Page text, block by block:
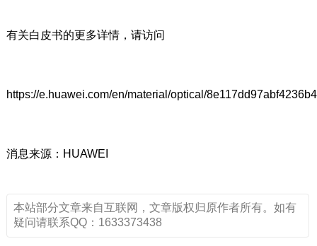
有关白皮书的更多详情，请访问
https://e.huawei.com/en/material/optical/
消息来源：HUAWEI
本站部分文章来自互联网，文章版权归原作者所有。如有
疑问请联系QQ：1633373438